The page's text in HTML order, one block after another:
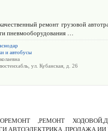
ремонт грузовой
пневмооборудования …
и автобусы
ул. Кубанская, д. 26
,РЕМОНТ
АВТОЭЛЕКТРИКА ,ПРОДАЖА